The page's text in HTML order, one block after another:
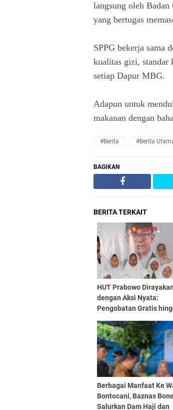
langsung oleh
yang bertugas
SPPG bekerja sama
kualitas gizi, standar
setiap Dapur MBG.
Adapun untuk
makanan dengan
#Berita #Berita
BAGIKAN
BERITA TERKAIT
HUT Prabowo Dirayakan
dengan Aksi Nyata:
Pengobatan Gratis
Santunan Yatim
Berbagai Manfaat Ke
Bontocani, Baznas
Salurkan Dam Haji dan